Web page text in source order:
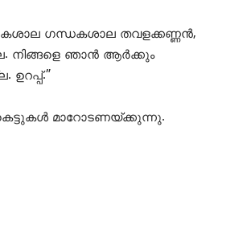
ഗന്ധകശാല തവളക്കണ്ണൻ,
നിങ്ങളെ ഞാൻ ആർക്കും
ഉറപ്പ്.”
മാറോടണയ്ക്കുന്നു.